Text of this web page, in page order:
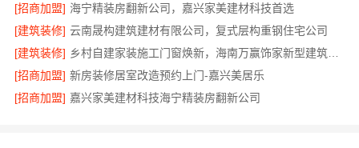
[招商加盟] 海宁精装房翻新公司，嘉兴家美建材科技首选
[建筑装修] 云南晟构建筑建材有限公司，复式层构重钢住宅公司
[建筑装修]
乡村自建家装施工门窗焕新，海南万赢饰家新型建筑材料有限公司
[招商加盟] 新房装修居室改造预约上门-嘉兴美居乐
[招商加盟] 嘉兴家美建材科技海宁精装房翻新公司